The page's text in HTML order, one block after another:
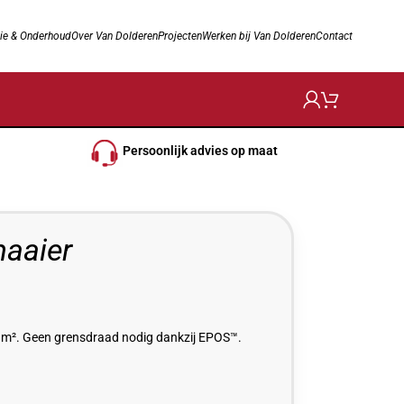
& OnderhoudOver Van DolderenProjectenWerken bij Van DolderenContact
Persoonlijk advies op maat
Geen grensdraad nodig dankzij EPOS™.